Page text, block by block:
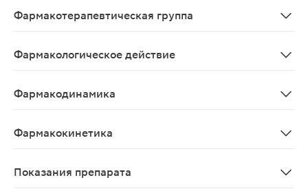
Фармакотерапевтическая группа
Фармакологическое действие
Фармакодинамика
Фармакокинетика
Показания препарата